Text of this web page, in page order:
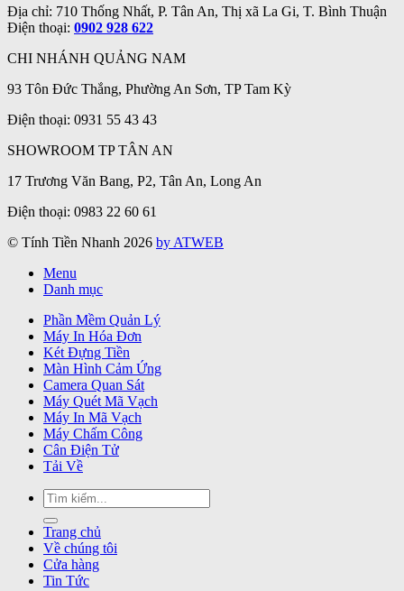
Địa chỉ: 710 Thống Nhất, P. Tân An, Thị xã La Gi, T. Bình Thuận
Điện thoại: 0902 928 622
CHI NHÁNH QUẢNG NAM
93 Tôn Đức Thắng, Phường An Sơn, TP Tam Kỳ
Điện thoại: 0931 55 43 43
SHOWROOM TP TÂN AN
17 Trương Văn Bang, P2, Tân An, Long An
Điện thoại: 0983 22 60 61
© Tính Tiền Nhanh 2026 by ATWEB
Menu
Danh mục
Phần Mềm Quản Lý
Máy In Hóa Đơn
Két Đựng Tiền
Màn Hình Cảm Ứng
Camera Quan Sát
Máy Quét Mã Vạch
Máy In Mã Vạch
Máy Chấm Công
Cân Điện Tử
Tải Về
Tìm
kiếm:
Trang chủ
Về chúng tôi
Cửa hàng
Tin Tức